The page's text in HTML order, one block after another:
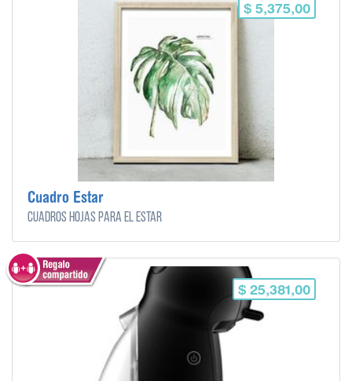
$ 5,375,00
Cuadro Estar
Cuadros hojas para el estar
$ 25,381,00